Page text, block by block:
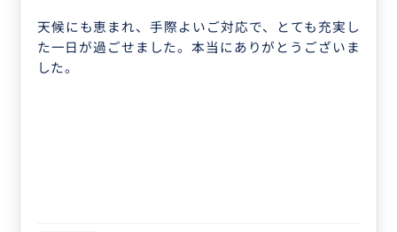
ります。乗る方は気をつけて下さい。
天候にも恵まれ、手際よいご対応で、とても充実し
た一日が過ごせました。本当にありがとうございま
した。